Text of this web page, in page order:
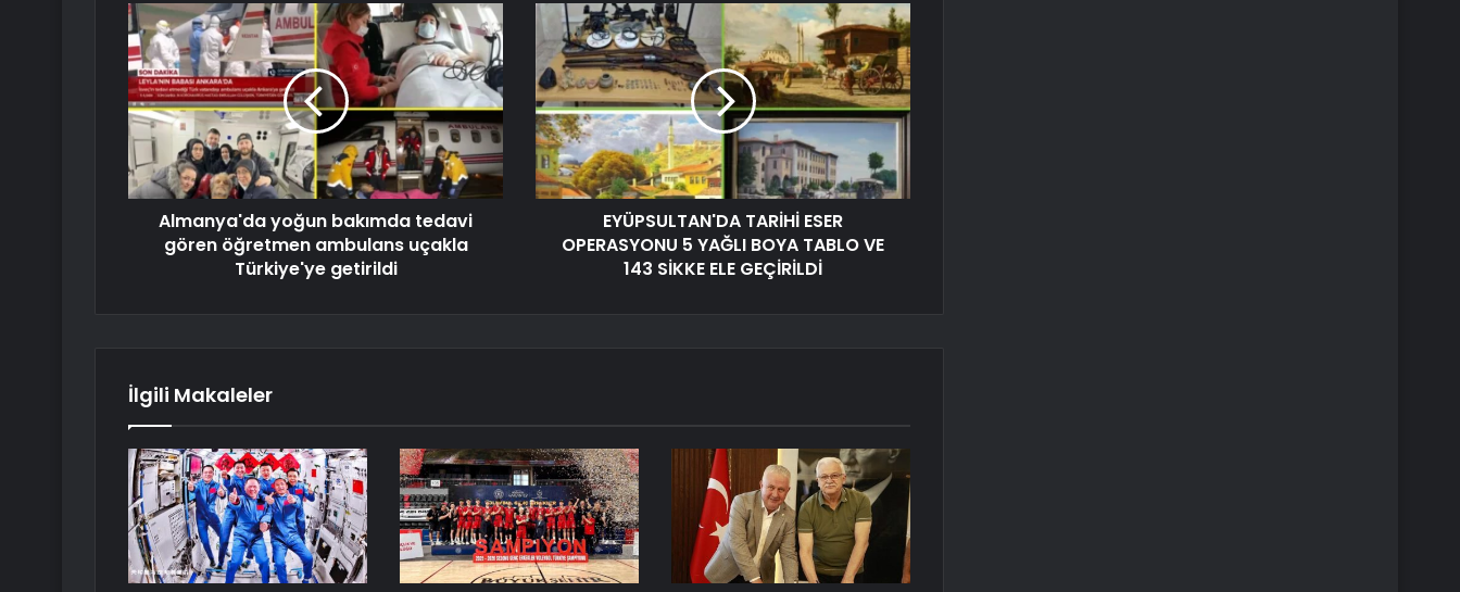
Almanya'da yoğun bakımda tedavi
gören öğretmen ambulans uçakla
Türkiye'ye getirildi
EYÜPSULTAN'DA TARİHİ ESER
OPERASYONU 5 YAĞLI BOYA TABLO VE
143 SİKKE ELE GEÇİRİLDİ
İlgili Makaleler